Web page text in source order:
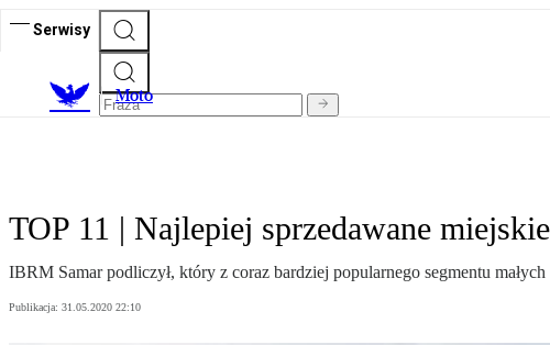
Serwisy
Moto
TOP 11 | Najlepiej sprzedawane
IBRM Samar podliczył, który z coraz bardziej popularnego segmentu
Publikacja: 31.05.2020 22:10